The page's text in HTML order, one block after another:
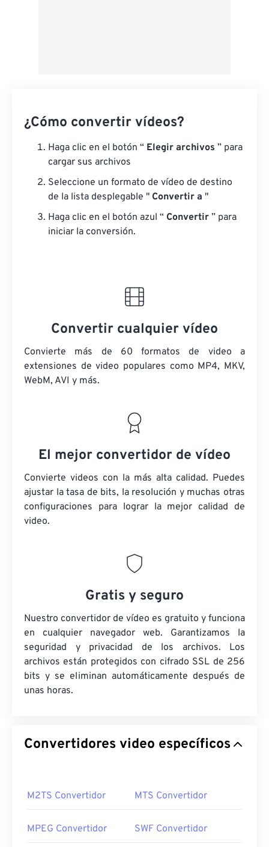
¿Cómo convertir vídeos?
Haga clic en el botón “ Elegir archivos ” para
cargar sus archivos
Seleccione un formato de vídeo de destino
de la lista desplegable " Convertir a "
Haga clic en el botón azul “ Convertir ” para
iniciar la conversión.
Convertir cualquier vídeo
Convierte más de 60 formatos de video a
extensiones de video populares como MP4, MKV,
WebM, AVI y más.
El mejor convertidor de vídeo
Convierte videos con la más alta calidad. Puedes
ajustar la tasa de bits, la resolución y muchas otras
configuraciones para lograr la mejor calidad de
video.
Gratis y seguro
Nuestro convertidor de vídeo es gratuito y funciona
en cualquier navegador web. Garantizamos la
seguridad y privacidad de los archivos. Los
archivos están protegidos con cifrado SSL de 256
bits y se eliminan automáticamente después de
unas horas.
Convertidores video específicos
M2TS Convertidor MTS Convertidor
MPEG Convertidor SWF Convertidor